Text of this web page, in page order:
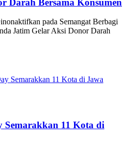
pada Semangat Berbagi
Jatim Gelar Aksi Donor Darah
Semarakkan 11 Kota di